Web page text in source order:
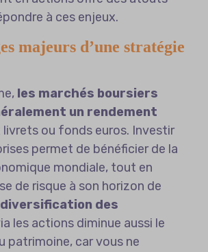
à ces enjeux.
majeurs d’une stratégie
les marchés boursiers
un rendement
livrets ou fonds euros. Investir
permet de bénéficier de la
mondiale, tout en
de risque à son horizon de
diversification des
les actions diminue aussi le
patrimoine, car vous ne